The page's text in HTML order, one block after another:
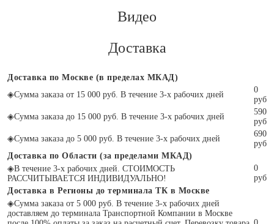
Видео
Доставка
Доставка по Москве (в пределах МКАД)
◈Сумма заказа от 15 000 руб. В течение 3-х рабочих дней
0
руб
◈Сумма заказа до 15 000 руб. В течение 3-х рабочих дней
590
руб
◈Сумма заказа до 5 000 руб. В течение 3-х рабочих дней
690
руб
Доставка по Области (за пределами МКАД)
◈В течение 3-х рабочих дней. СТОИМОСТЬ
РАССЧИТЫВАЕТСЯ ИНДИВИДУАЛЬНО!
0
руб
Доставка в Регионы до терминала ТК в Москве
◈Сумма заказа от 5 000 руб. В течение 3-х рабочих дней
доставляем до терминала Транспортной Компании в Москве